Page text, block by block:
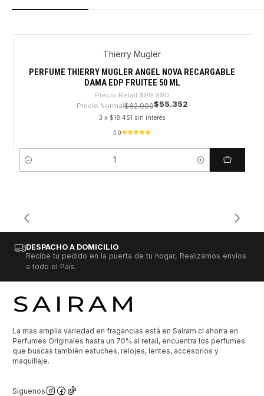
Thierry Mugler
PERFUME THIERRY MUGLER ANGEL NOVA RECARGABLE
DAMA EDP FRUITEE 50 ML
Precio Retail $99.990
Precio Normal$62.900$55.352
3 x $18.451 sin interés
5.0
Cantidad
DESPACHO A DOMICILIO
Recibe tu pedido en la puerta de tu hogar, Realizamos envíos
a todo el País.
La mas amplia variedad en fragancias está en Sairam.cl ahorra en
Perfumes Originales hasta un 70% al retail, encuentra los perfumes
que buscas también estuches, relojes, lentes, accesorios y
maquillaje.
Síguenos